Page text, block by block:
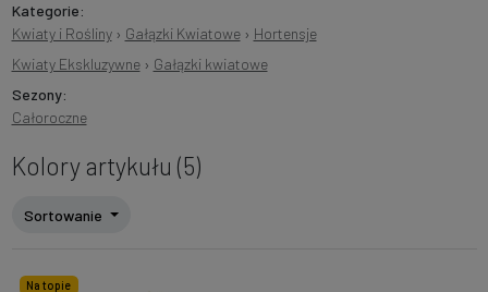
Kategorie:
Kwiaty i Rośliny› Gałązki Kwiatowe› Hortensje
Kwiaty Ekskluzywne› Gałązki kwiatowe
Sezony:
Całoroczne
Kolory artykułu (5)
Sortowanie
Na topie